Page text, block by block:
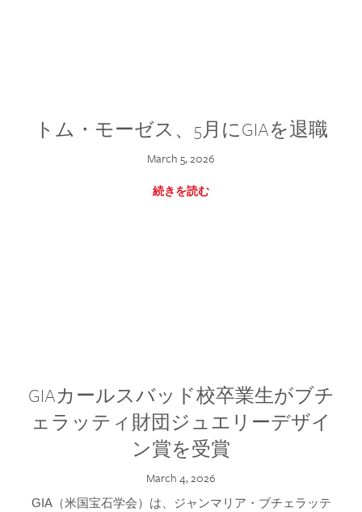
トム・モーゼス、5月にGIAを退職
March 5, 2026
続きを読む
GIAカールスバッド校卒業生がブチ
ェラッティ財団ジュエリーデザイ
ン賞を受賞
March 4, 2026
GIA（米国宝石学会）は、ジャンマリア・ブチェラッテ